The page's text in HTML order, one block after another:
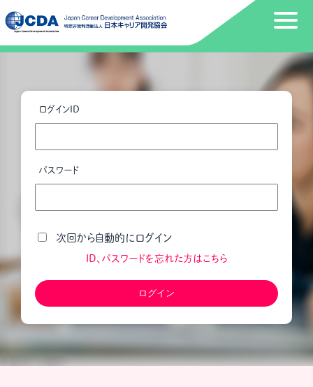
ログインID
パスワード
次回から自動的にログイン
ID、パスワードを忘れた方はこちら